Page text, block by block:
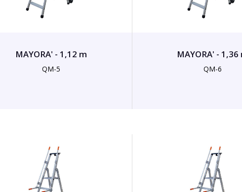
MAYORA' - 1,12 m
QM-5
MAYORA' - 1,36
QM-6